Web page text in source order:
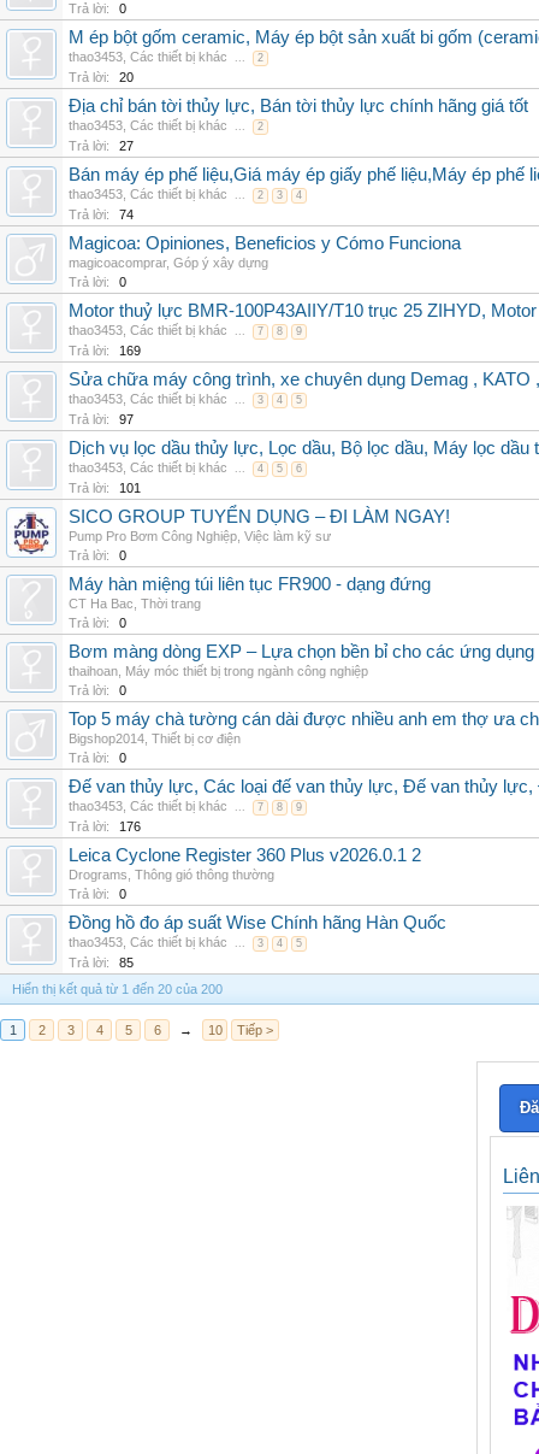
Trả lời:
0
M ép bột gốm ceramic, Máy ép bột sản xuất bi gốm
thao3453 Các thiết bị khác ... 2
Trả lời: 20
Địa chỉ bán tời thủy lực, Bán tời thủy lực chính hãng giá tốt
thao3453 Các thiết bị khác ... 2
Trả lời: 27
Bán máy ép phế liệu,Giá máy ép giấy phế liệu,Máy ép phế
thao3453 Các thiết bị khác ... 2 3 4
Trả lời: 74
Magicoa: Opiniones, Beneficios y Cómo Funciona
magicoacomprar, Góp ý xây dựng
Trả lời:
0
Motor thuỷ lực BMR-100P43AIIY/T10 trục 25 ZIHYD,
thao3453 Các thiết bị khác ... 7 8 9
Trả lời: 169
Sửa chữa máy công trình, xe chuyên dụng Demag , KATO
thao3453 Các thiết bị khác ... 3 4 5
Trả lời: 97
Dịch vụ lọc dầu thủy lực, Lọc dầu, Bộ lọc dầu, Máy lọc
thao3453 Các thiết bị khác ... 4 5 6
Trả lời: 101
SICO GROUP TUYỂN DỤNG – ĐI LÀM NGAY!
Pump Pro Bơm Công Nghiệp Việc làm kỹ sư
Trả lời:
0
Máy hàn miệng túi liên tục FR900 - dạng đứng
CT Ha Bac Thời trang
Trả lời:
0
Bơm màng dòng EXP – Lựa chọn bền bỉ cho các ứng
thaihoan Máy móc thiết bị trong ngành công nghiệp
Trả lời:
0
Top 5 máy chà tường cán dài được nhiều anh em thợ ưa
Bigshop2014 Thiết bị cơ điện
Trả lời:
0
Đế van thủy lực, Các loại đế van thủy lực, Đế van thủy
thao3453 Các thiết bị khác ... 7 8 9
Trả lời: 176
Leica Cyclone Register 360 Plus v2026.0.1 2
Drograms Thông gió thông thường
Trả lời:
0
Đồng hồ đo áp suất Wise Chính hãng Hàn Quốc
thao3453 Các thiết bị khác ... 3 4 5
Trả lời:
85
Hiển thị kết quả từ 1 đến 20 của 200
1 2 3 4 5 6 → 10 Tiếp >